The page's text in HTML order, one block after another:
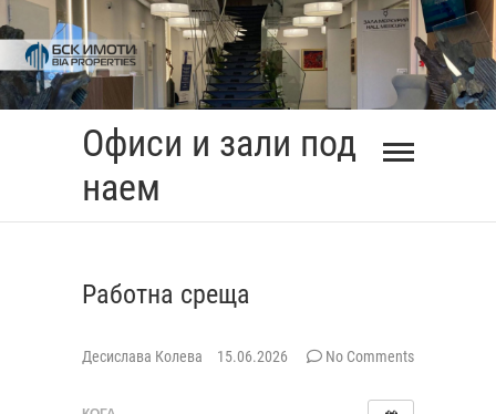
Skip
to
content
Офиси и зали под
наем
Работна среща
Десислава Колева 15.06.2026 No Comments